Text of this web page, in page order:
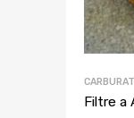
Filtre a